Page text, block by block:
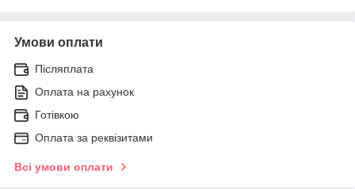
Умови оплати
Післяплата
Оплата на рахунок
Готівкою
Оплата за реквізитами
Всі умови оплати